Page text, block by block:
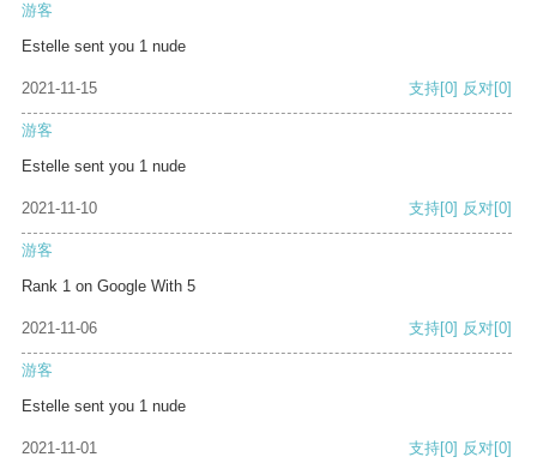
游客
Estelle sent you 1 nude
2021-11-15 支持[0] 反对[0]
游客
Estelle sent you 1 nude
2021-11-10 支持[0] 反对[0]
游客
Rank 1 on Google With 5
2021-11-06 支持[0] 反对[0]
游客
Estelle sent you 1 nude
2021-11-01 支持[0] 反对[0]